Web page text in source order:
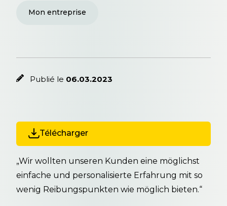
Mon entreprise
Publié le 06.03.2023
Télécharger
„Wir wollten unseren Kunden eine möglichst
einfache und personalisierte Erfahrung mit so
wenig Reibungspunkten wie möglich bieten.“